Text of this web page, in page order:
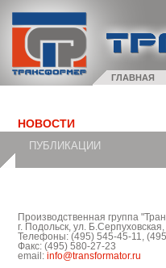
ГЛАВНАЯ
НОВОСТИ
ПУБЛИКАЦИИ
Производственная группа
г. Подольск, ул.
Телефоны: (495) 545-45-11,
Факс: (495) 580-27-23
email: info@transformator.ru